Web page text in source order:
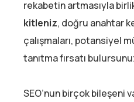
rekabetin artmasıyla
kitleniz, doğru anahtar
çalışmaları, potansiyel
tanıtma fırsatı
SEO’nun birçok bileşeni